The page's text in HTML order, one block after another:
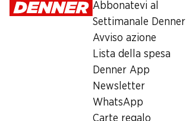
Abbonatevi al
Settimanale Denner
Avviso azione
Lista della spesa
Denner App
Newsletter
WhatsApp
Carte regalo
Martedì
Orari di apertura speciali